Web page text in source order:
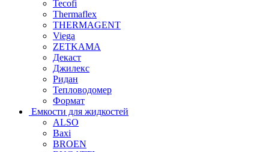
Tecofi
Thermaflex
THERMAGENT
Viega
ZETKAMA
Декаст
Джилекс
Ридан
Тепловодомер
Формат
Емкости для жидкостей
ALSO
Baxi
BROEN